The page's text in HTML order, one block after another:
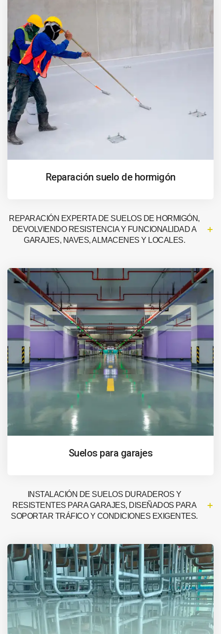
Reparación suelo de hormigón
REPARACIÓN EXPERTA DE SUELOS DE HORMIGÓN,
DEVOLVIENDO RESISTENCIA Y FUNCIONALIDAD A
GARAJES, NAVES, ALMACENES Y LOCALES.
Suelos para garajes
INSTALACIÓN DE SUELOS DURADEROS Y
RESISTENTES PARA GARAJES, DISEÑADOS PARA
SOPORTAR TRÁFICO Y CONDICIONES EXIGENTES.